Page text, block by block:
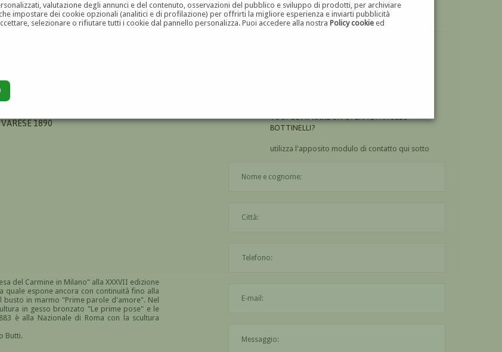
valutazione degli annunci e del contenuto, osservazioni del pubblico e sviluppo di prodotti, per archiviare
impostare dei cookie opzionali (analitici e di profilazione) per offrirti la migliore esperienza e inviarti pubblicità
selezionare o rifiutare tutti i cookie dal pannello personalizza. Puoi accedere alla nostraPolicy cookie ed
1890
del Carmine in Milano" alla XXXVII edizione
quale espone ancora con continuità fino alla
busto in marmo "Prime parole d'amore". Nel
in gesso bronzato "Le prime pose" e le
è alla Nazionale di Roma con la scultura
Butti.
VUOICOMPRAREUN'OPERA DI ANGELO
BOTTINELLI?
utilizza l'apposito modulo di contatto qui sotto